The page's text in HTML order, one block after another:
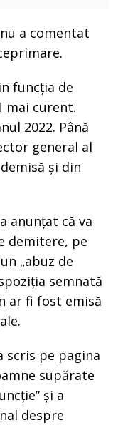
a comentat
funcția de
mai curent.
2022. Până
general al
demisă și din
anunțat că va
demitere, pe
„abuz de
semnată
ar fi fost emisă
scris pe pagina
supărate
și a
despre